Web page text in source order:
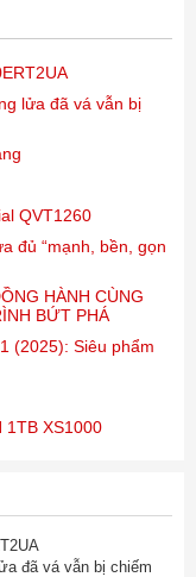
lửa đã vá vẫn bị
QVT1260
đủ “mạnh, bền, gọn
HÀNH CÙNG
BỨT PHÁ
(2025): Siêu phẩm
1TB XS1000
đã vá vẫn bị chiếm